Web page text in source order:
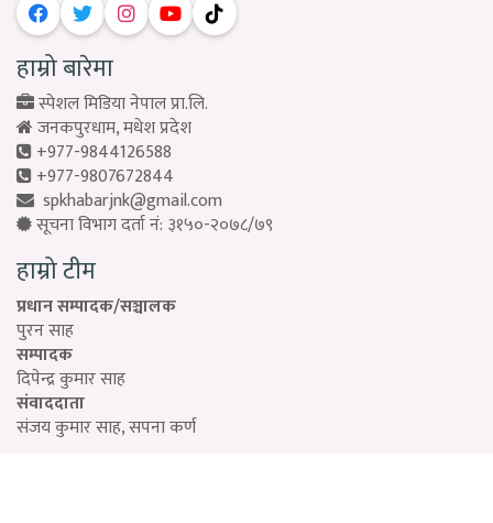
हाम्रो बारेमा
स्पेशल मिडिया नेपाल प्रा.लि.
जनकपुरधाम, मधेश प्रदेश
+977-9844126588
+977-9807672844
spkhabarjnk@gmail.com
सूचना विभाग दर्ता नं: ३१५०-२०७८/७९
हाम्रो टीम
प्रधान सम्पादक/सञ्चालक
पुरन साह
सम्पादक
दिपेन्द्र कुमार साह
संवाददाता
संजय कुमार साह, सपना कर्ण